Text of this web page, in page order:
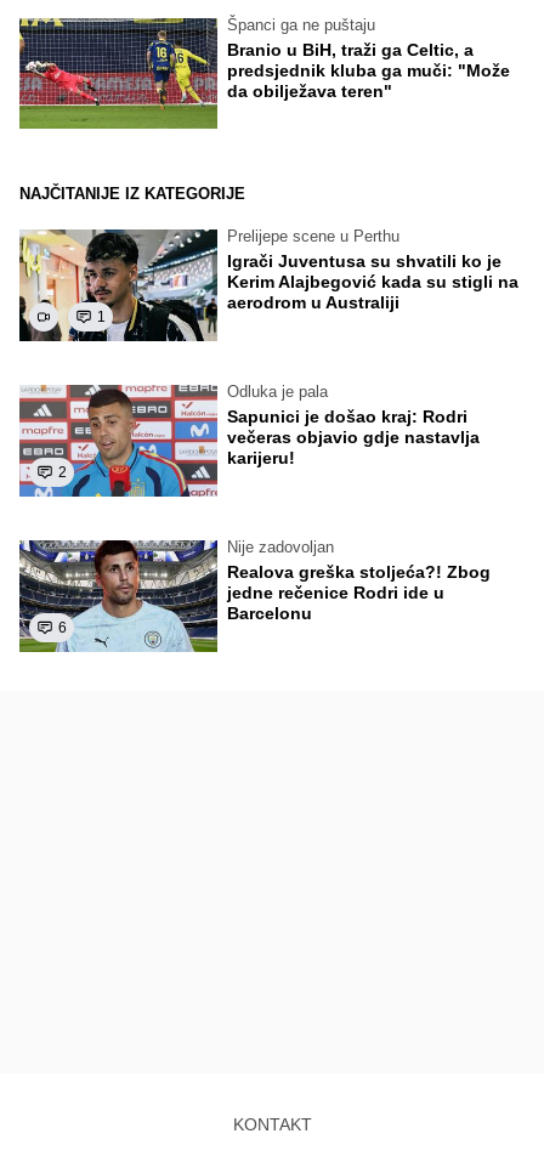
Španci ga ne puštaju
Branio u BiH, traži ga Celtic, a
predsjednik kluba ga muči: "Može
da obilježava teren"
NAJČITANIJE IZ KATEGORIJE
1
Prelijepe scene u Perthu
Igrači Juventusa su shvatili ko je
Kerim Alajbegović kada su stigli na
aerodrom u Australiji
2
Odluka je pala
Sapunici je došao kraj: Rodri
večeras objavio gdje nastavlja
karijeru!
6
Nije zadovoljan
Realova greška stoljeća?! Zbog
jedne rečenice Rodri ide u
Barcelonu
KONTAKT